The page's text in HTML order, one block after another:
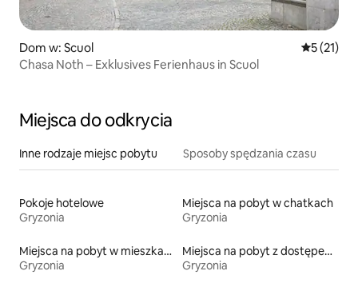
Dom w: Scuol Średnia
5 (21)
Chasa Noth – Exklusives Ferienhaus in Scuol
Miejsca do odkrycia
Inne rodzaje miejsc pobytu Sposoby spędzania czasu
Pokoje hotelowe
Gryzonia
Miejsca na pobyt w chatkach
Gryzonia
Miejsca na pobyt w mieszkaniach typu condo
Gryzonia
Miejsca na pobyt z dostępem do plaży
Gryzonia